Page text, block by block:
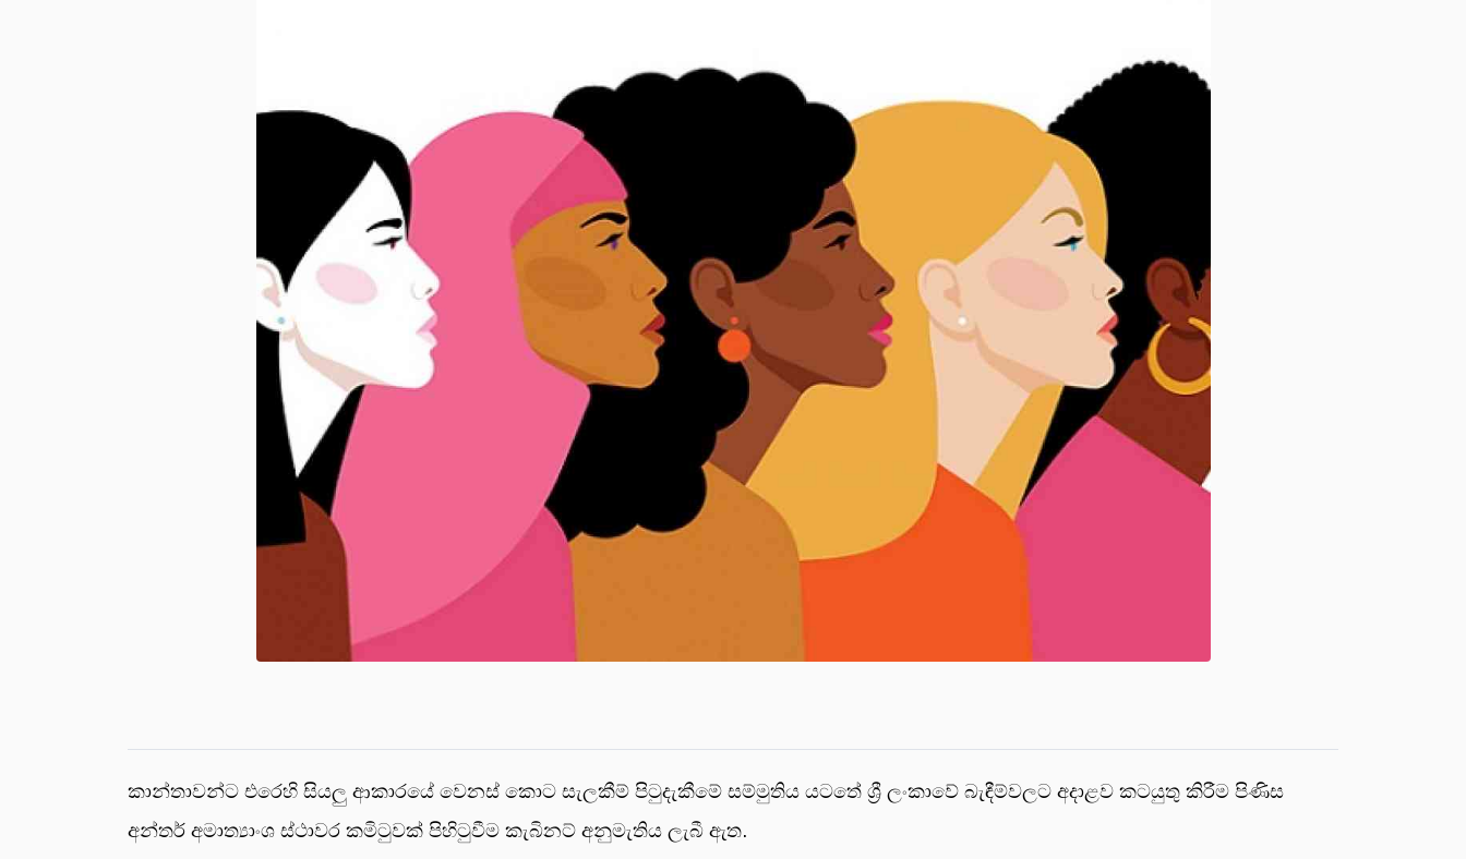
කාන්තාවන්ට එරෙහි සියලු ආකාරයේ වෙනස් කොට සැලකීම් පිටුදැකීමේ සම්මුතිය යටතේ ශ්‍රී ලංකාවේ බැඳීම්වලට අදාළව කටයුතු කිරීම පිණිස
අන්තර් අමාත්‍යාංශ ස්ථාවර කමිටුවක් පිහිටුවීම කැබිනට් අනුමැතිය ලැබී ඇත.